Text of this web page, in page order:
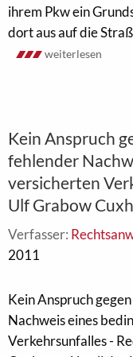
ihrem Pkw ein
dort aus auf die
weiterlesen
Kein Anspruch
fehlender
versicherten
Ulf Grabow
Verfasser:
2011
Kein Anspruch
Nachweis eines
Verkehrsunfalles -